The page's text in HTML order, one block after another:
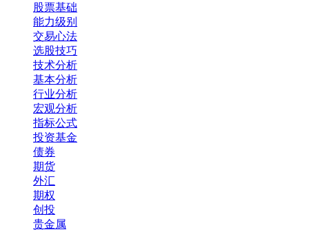
股票基础
能力级别
交易心法
选股技巧
技术分析
基本分析
行业分析
宏观分析
指标公式
投资基金
债券
期货
外汇
期权
创投
贵金属